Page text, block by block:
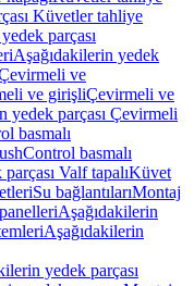
Küvetler tahliye
parçası
Aşağıdakilerin yedek
ve
ve girişliÇevirmeli ve
yedek parçası Çevirmeli
basmalı
basmalı
Valf tapalıKüvet
Su bağlantılarıMontaj
Aşağıdakilerin
Aşağıdakilerin
yedek parçası